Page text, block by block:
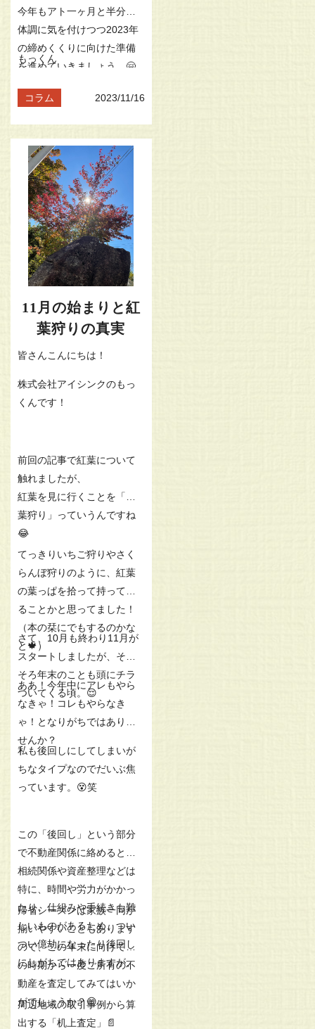
今年もアト一ヶ月と半分。
体調に気を付けつつ2023年
の締めくくりに向けた準備
を進めていきましょう。🤗
もっくん
コラム 2023/11/16
11月の始まりと紅
葉狩りの真実
皆さんこんにちは！
株式会社アイシンクのもっ
くんです！
前回の記事で紅葉について
触れましたが、
紅葉を見に行くことを「紅
葉狩り」っていうんですね
😂
てっきりいちご狩りやさく
らんぼ狩りのように、紅葉
の葉っぱを拾って持って帰
ることかと思ってました！
（本の栞にでもするのかな
と🍁）
さて、10月も終わり11月が
スタートしましたが、そろ
そろ年末のことも頭にチラ
ついてくる頃。😌
ああ！今年中にアレもやら
なきゃ！コレもやらなき
ゃ！となりがちではありま
せんか？
私も後回しにしてしまいが
ちなタイプなのでだいぶ焦
っています。😵笑
この「後回し」という部分
で不動産関係に絡めると、
相続関係や資産整理などは
特に、時間や労力がかかっ
たり、仕組みや手続きも難
しいものがあるため、つい
つい億劫になったり後回し
にしがちではありますが、
帰省シーズンは家族一同が
揃いやすいこともあります
ので、この年末に向けて今
の時期から一度ご所有の不
動産を査定してみてはいか
がでしょうか？😊
周辺地域の取引事例から算
出する「机上査定」📄